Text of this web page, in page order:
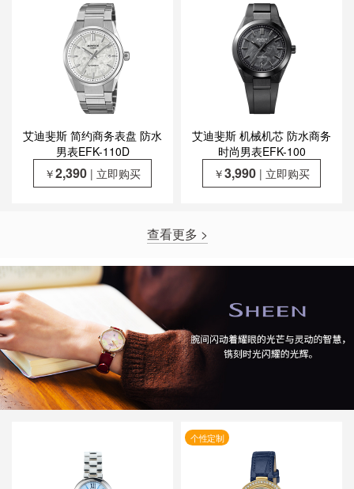
艾迪斐斯 简约商务表盘 防水
男表EFK-110D
￥2,390 | 立即购买
艾迪斐斯 机械机芯 防水商务
时尚男表EFK-100
￥3,990 | 立即购买
查看更多 >
个性定制